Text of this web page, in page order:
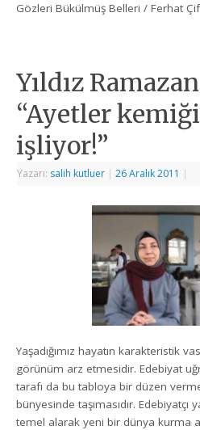
Gözleri Bükülmüş Belleri / Ferhat
Yıldız
“Ayetler
işliyor!”
Yazarı: salih kutluer | 26 Aralık 2011 |
Yaşadığımız hayatın karakteristik
görünüm arz etmesidir. Edebiyat
tarafı da bu tabloya bir düzen
bünyesinde taşımasıdır.
temel alarak yeni bir dünya kurma